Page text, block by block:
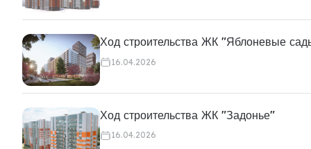
Ход строительства ЖК "Яблоневые
16.04.2026
Ход строительства ЖК "Задонье"
16.04.2026